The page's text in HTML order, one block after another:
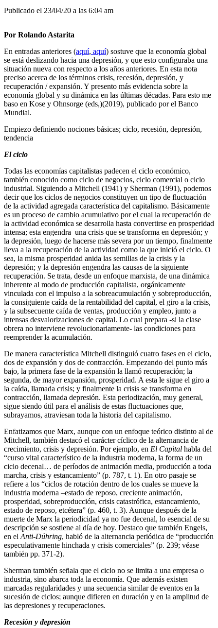
Publicado el 23/04/20 a las 6:04 am
Por Rolando Astarita
En entradas anteriores (aquí, aquí) sostuve que la economía global
se está deslizando hacia una depresión, y que esto configuraba una
situación nueva con respecto a los años anteriores. En esta nota
preciso acerca de los términos crisis, recesión, depresión, y
recuperación / expansión. Y presento más evidencia sobre la
economía global y su dinámica en las últimas décadas. Para esto me
baso en Kose y Ohnsorge (eds,)(2019), publicado por el Banco
Mundial.
Empiezo definiendo nociones básicas; ciclo, recesión, depresión,
tendencia
El ciclo
Todas las economías capitalistas padecen el ciclo económico,
también conocido como ciclo de negocios, ciclo comercial o ciclo
industrial. Siguiendo a Mitchell (1941) y Sherman (1991), podemos
decir que los ciclos de negocios constituyen un tipo de fluctuación
de la actividad agregada característica del capitalismo. Básicamente
es un proceso de cambio acumulativo por el cual la recuperación de
la actividad económica se desarrolla hasta convertirse en prosperidad
intensa; esta engendra una crisis que se transforma en depresión; y
la depresión, luego de hacerse más severa por un tiempo, finalmente
lleva a la recuperación de la actividad como la que inició el ciclo. O
sea, la misma prosperidad anida las semillas de la crisis y la
depresión; y la depresión engendra las causas de la siguiente
recuperación. Se trata, desde un enfoque marxista, de una dinámica
inherente al modo de producción capitalista, orgánicamente
vinculada con el impulso a la sobreacumulación y sobreproducción,
la consiguiente caída de la rentabilidad del capital, el giro a la crisis,
y la subsecuente caída de ventas, producción y empleo, junto a
intensas desvalorizaciones de capital. Lo cual prepara -si la clase
obrera no interviene revolucionariamente- las condiciones para
reemprender la acumulación.
De manera característica Mitchell distinguió cuatro fases en el ciclo,
dos de expansión y dos de contracción. Empezando del punto más
bajo, la primera fase de la expansión la llamó recuperación; la
segunda, de mayor expansión, prosperidad. A esta le sigue el giro a
la caída, llamada crisis; y finalmente la crisis se transforma en
contracción, llamada depresión. Esta periodización, muy general,
sigue siendo útil para el análisis de estas fluctuaciones que,
subrayamos, atraviesan toda la historia del capitalismo.
Enfatizamos que Marx, aunque con un enfoque teórico distinto al de
Mitchell, también destacó el carácter cíclico de la alternancia de
crecimiento, crisis y depresión. Por ejemplo, en El Capital habla del
“curso vital característico de la industria moderna, la forma de un
ciclo decenal… de períodos de animación media, producción a toda
marcha, crisis y estancamiento” (p. 787, t. 1). En otro pasaje se
refiere a los “ciclos de rotación dentro de los cuales se mueve la
industria moderna –estado de reposo, creciente animación,
prosperidad, sobreproducción, crisis catastrófica, estancamiento,
estado de reposo, etcétera” (p. 460, t. 3). Aunque después de la
muerte de Marx la periodicidad ya no fue decenal, lo esencial de su
descripción se sostiene al día de hoy. Destaco que también Engels,
en el Anti-Dühring, habló de la alternancia periódica de “producción
especulativamente hinchada y crisis comerciales” (p. 239; véase
también pp. 371-2).
Sherman también señala que el ciclo no se limita a una empresa o
industria, sino abarca toda la economía. Que además existen
marcadas regularidades y una secuencia similar de eventos en la
sucesión de ciclos; aunque difieren en duración y en la amplitud de
las depresiones y recuperaciones.
Recesión y depresión